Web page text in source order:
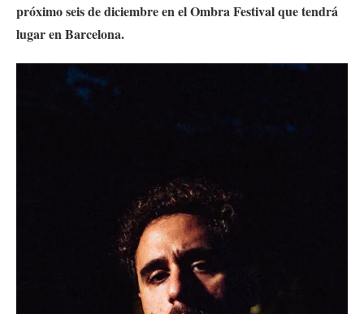
próximo seis de diciembre en el Ombra Festival que tendrá
lugar en Barcelona.